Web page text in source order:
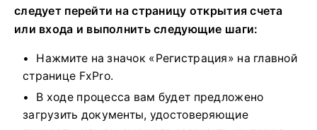
следует перейти на страницу открытия счета
или входа и выполнить следующие шаги:
Нажмите на значок «Регистрация» на главной
странице FxPro.
В ходе процесса вам будет предложено
загрузить документы, удостоверяющие